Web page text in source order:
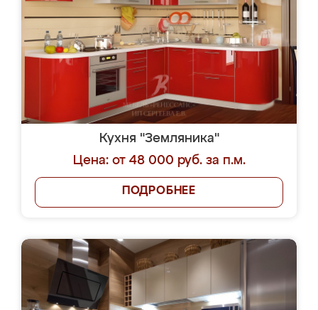
Кухня "Земляника"
Цена: от 48 000 руб. за п.м.
ПОДРОБНЕЕ